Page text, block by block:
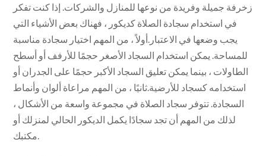
زخرفة جميلة وفريدة من نوعها للمنازل والشركات. إذا كنت تفكر
في استخدام سجادة الصلاة كديكور ، فهناك بعض الأشياء التي
يجب وضعها في الاعتبار.أولاً ، من المهم اختيار سجادة مناسبة
للمساحة. يمكن استخدام السجاد الأصغر حجمًا للأرفف أو أسطح
الطاولات ، بينما يمكن تعليق السجاد الأكبر حجمًا على الجدران أو
استخدامه كسجاد للأرضية.ثانيًا ، من المهم مراعاة ألوان وأنماط
السجادة. تتوفر سجاد الصلاة في مجموعة واسعة من الأشكال ،
لذلك من المهم أن تجد سجادًا يكمل الديكور الحالي لمنزلك أو